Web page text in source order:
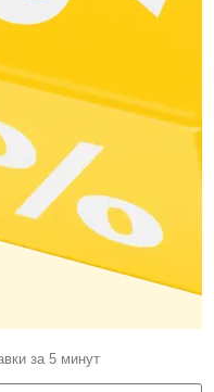
за 5 минут